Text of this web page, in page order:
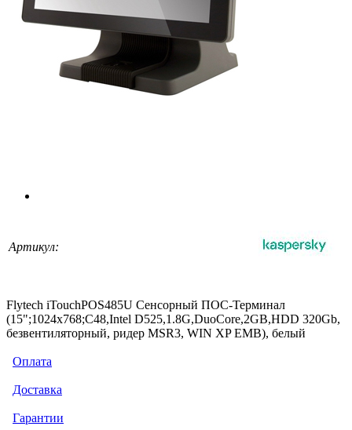
Артикул:
Flytech iTouchPOS485U Сенсорный ПОС-Терминал
(15";1024х768;C48,Intel D525,1.8G,DuoCore,2GB,HDD 320Gb,
безвентиляторный, ридер MSR3, WIN XP EMB), белый
Оплата
Доставка
Гарантии